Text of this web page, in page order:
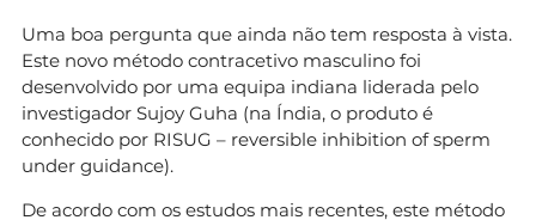
Uma boa pergunta que ainda não tem resposta à vista.
Este novo método contracetivo masculino foi
desenvolvido por uma equipa indiana liderada pelo
investigador Sujoy Guha (na Índia, o produto é
conhecido por RISUG – reversible inhibition of sperm
under guidance).
De acordo com os estudos mais recentes, este método